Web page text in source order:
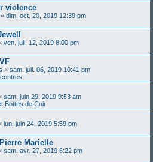
violence
« dim. oct. 20, 2019 12:39 pm
ven. juil. 12, 2019 8:00 pm
« sam. juil. 06, 2019 10:41 pm
sam. juin 29, 2019 9:53 am
Bottes de Cuir
lun. juin 24, 2019 5:59 pm
Marielle
sam. avr. 27, 2019 6:22 pm